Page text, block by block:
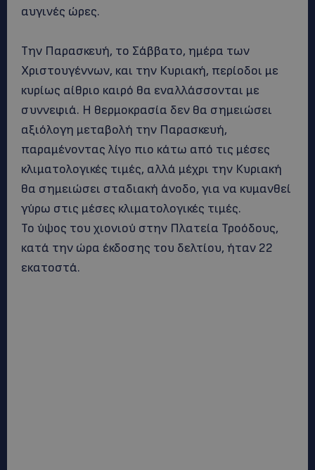
αυγινές ώρες.
Την Παρασκευή, το Σάββατο, ημέρα των
Χριστουγέννων, και την Κυριακή, περίοδοι με
κυρίως αίθριο καιρό θα εναλλάσσονται με
συννεφιά. Η θερμοκρασία δεν θα σημειώσει
αξιόλογη μεταβολή την Παρασκευή,
παραμένοντας λίγο πιο κάτω από τις μέσες
κλιματολογικές τιμές, αλλά μέχρι την Κυριακή
θα σημειώσει σταδιακή άνοδο, για να κυμανθεί
γύρω στις μέσες κλιματολογικές τιμές.
Το ύψος του χιονιού στην Πλατεία Τροόδους,
κατά την ώρα έκδοσης του δελτίου, ήταν 22
εκατοστά.